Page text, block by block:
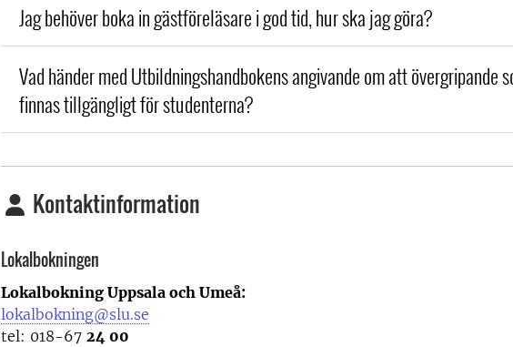
Jag behöver boka in gästföreläsare i god tid, hur ska jag göra?
Vad händer med Utbildningshandbokens angivande om att övergripande
finnas tillgängligt för studenterna?
Kontaktinformation
Lokalbokningen
Lokalbokning Uppsala och Umeå:
lokalbokning@slu.se
tel: 018-67 24 00